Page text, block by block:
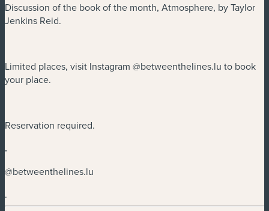
Discussion of the book of the month, Atmosphere, by Taylor
Jenkins Reid.
Limited places, visit Instagram @betweenthelines.lu to book
your place.
Reservation required.
.
@betweenthelines.lu
.